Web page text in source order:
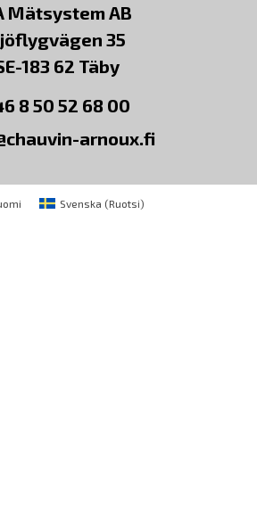
Mätsystem AB
35
183 62 Täby
8 50 52 68 00
arnoux.fi
Svenska (Ruotsi)